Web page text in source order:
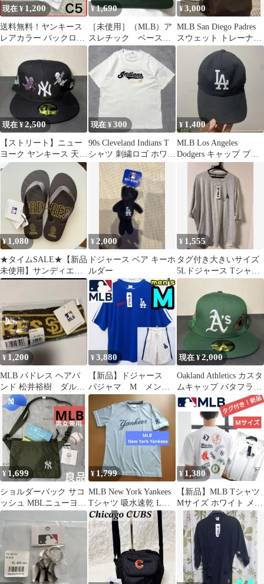
現在 ¥ 1,200
送料無料！ヤンキース
レアカラー バックロゴ
プルオーバー スウェッ
ト パーカー
¥ 1,690
［未使用］（MLB）ア
スレチック ベースボ
ールキャップ
¥3,000
MLB San Diego Padres
スウェット トレーナー
＆キャップセット
現在 ¥2,500
【ストリート】ニュー
ヨーク ヤンキース 天使
ベースボールキャップ
現在 ¥300
90s Cleveland Indians T
シャツ 刺繍ロゴ ホワイ
¥ 1,400
MLB Los Angeles
Dodgers キャップ ブラ
¥ 1,080
★タイムSALE★【新品
未使用】サンディエ
ゴ・パドレス ビーチサ
¥ 2,000
ドジャース ベア キーホ
ルダー
¥ 1,555
タグ付き大きいサイズ
5Lドジャース Tシャツ
グレー
¥ 1,200
MLB パドレス ヘアバ
ンド 松井裕樹 ダルビ
ッシュ有
¥3,880
【新品】ドジャース
パジャマ M メン
ズ MLB公式 LA 半
袖 青 パイル生地
現在 ¥2,000
Oakland Athletics カスタ
ムキャップ バタフライ
デザイン
¥ 1,699
ショルダーバック サコ
ッシュ MBLニューヨー
ク・ヤンキース男女兼
用送料込ギフト
¥ 1,799
MLB New York Yankees
Tシャツ 吸水速乾 L
ヤンキース
¥ 1,380
【新品】MLB Tシャツ
Mサイズ ホワイト メン
ズ レディース ユニセッ
クス